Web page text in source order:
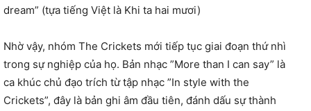
dream” (tựa tiếng Việt là Khi ta hai mươi)
Nhờ vậy, nhóm The Crickets mới tiếp tục giai đoạn thứ nhì
trong sự nghiệp của họ. Bản nhạc ”More than I can say” là
ca khúc chủ đạo trích từ tập nhạc ”In style with the
Crickets”, đây là bản ghi âm đầu tiên, đánh dấu sự thành